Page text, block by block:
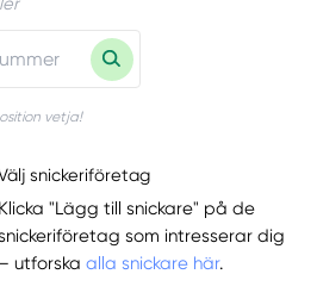
vetja!
snickeriföretag
Klicka "Lägg till snickare" på de
som intresserar dig
– utforskaalla snickare här.